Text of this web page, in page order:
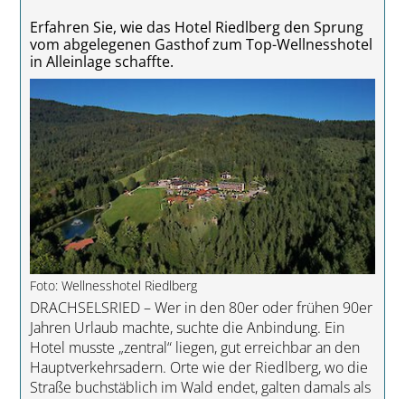
Erfahren Sie, wie das Hotel Riedlberg den Sprung
vom abgelegenen Gasthof zum Top-Wellnesshotel
in Alleinlage schaffte.
Foto: Wellnesshotel Riedlberg
DRACHSELSRIED – Wer in den 80er oder frühen 90er
Jahren Urlaub machte, suchte die Anbindung. Ein
Hotel musste „zentral“ liegen, gut erreichbar an den
Hauptverkehrsadern. Orte wie der Riedlberg, wo die
Straße buchstäblich im Wald endet, galten damals als